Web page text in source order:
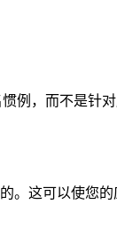
例，而不是针
。这可以使您